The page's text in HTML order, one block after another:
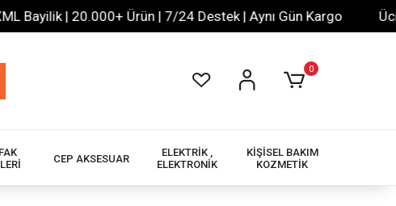
| 20.000+ Ürün | 7/24 Destek | Aynı Gün Kargo
0
CEP AKSESUAR
ELEKTRİK ,
ELEKTRONİK
KİŞİSEL BAKIM
KOZMETİK